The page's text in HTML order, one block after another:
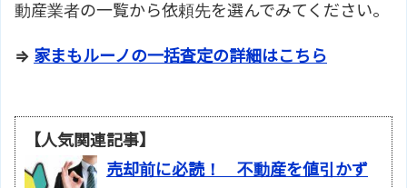
動産業者の一覧から依頼先を選んでみてください。
⇒ 家まもルーノの一括査定の詳細はこちら
【人気関連記事】
売却前に必読！ 不動産を値引かず